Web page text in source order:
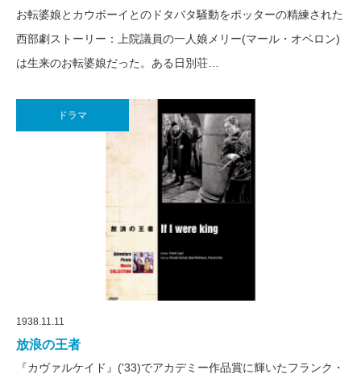
お転婆娘とカウボーイとのドタバタ騒動をポッターの精練された
西部劇ストーリー：上院議員の一人娘メリー(マール・オベロン)
は生来のお転婆娘だった。ある日別荘…
ドラマ
1938.11.11
放浪の王者
『カヴァルケイド』('33)でアカデミー作品賞に輝いたフランク・